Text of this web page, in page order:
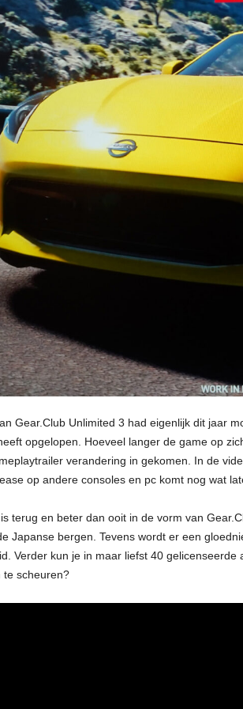
Gear.Club Unlimited 3 had eigenlijk dit jaar
opgelopen. Hoeveel langer de game op
verandering in gekomen. In de
op andere consoles en pc komt nog wat
terug en beter dan ooit in de vorm van
Japanse bergen. Tevens wordt er een
Verder kun je in maar liefst 40
te scheuren?